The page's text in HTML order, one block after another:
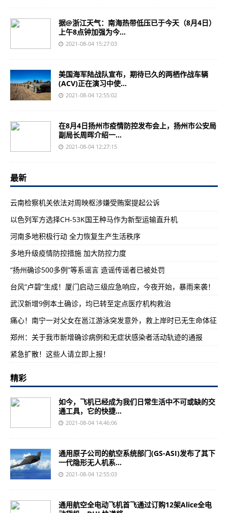
据@浙江天气：南海热带低压已于今天（8月4日）
上午8点钟加强为今...
2021-08-04 15:27:03
美国海军陆战队宣布，期待已久的两栖作战车辆
(ACV)正在演习中使...
2021-08-04 12:55:02
在8月4日扬州市疫情防控发布会上，扬州市公安局
副局长周晖介绍一...
2021-08-04 12:27:15
最新
云南检察机关依法对周映枢涉嫌受贿案提起公诉
以色列军方选择CH-53K国王种马作为新型运输直升机
河南多地积极行动 全力恢复生产生活秩序
多地升级疫情防控措施 加大防控力度
“扬州确诊500多例”等系谣言 造谣传谣者已被处罚
台风“卢碧”生成！厦门启动三级应急响应，今夜开始，暴雨来袭！
武汉新增9例本土确诊，均已转至定点医疗机构救治
痛心！南宁一对父女在邕江游泳突发意外，救上岸时已无生命体征
郑州：关于我市新增确诊病例和无症状感染者活动轨迹的通报
紧急扩散！这些人请立即上报！
精彩
如今，飞机已经成为我们日常生活中不可或缺的交
通工具，它的快捷...
2021-08-04 14:46:06
通用原子公司的航空系统部门(GS-ASI)发布了其下
一代隐形无人机系...
2021-08-04 12:55:03
通用航空全电动飞机首飞通过订购12架Alice全电